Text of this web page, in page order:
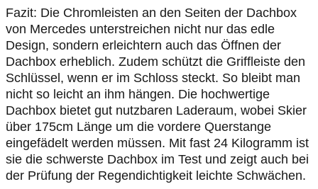
Fazit: Die Chromleisten an den Seiten der Dachbox
von Mercedes unterstreichen nicht nur das edle
Design, sondern erleichtern auch das Öffnen der
Dachbox erheblich. Zudem schützt die Griffleiste den
Schlüssel, wenn er im Schloss steckt. So bleibt man
nicht so leicht an ihm hängen. Die hochwertige
Dachbox bietet gut nutzbaren Laderaum, wobei Skier
über 175cm Länge um die vordere Querstange
eingefädelt werden müssen. Mit fast 24 Kilogramm ist
sie die schwerste Dachbox im Test und zeigt auch bei
der Prüfung der Regendichtigkeit leichte Schwächen.